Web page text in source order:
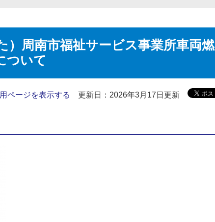
）周南市福祉サービス事業所車両燃
ついて
ページを表示する 更新日：2026年3月17日更新